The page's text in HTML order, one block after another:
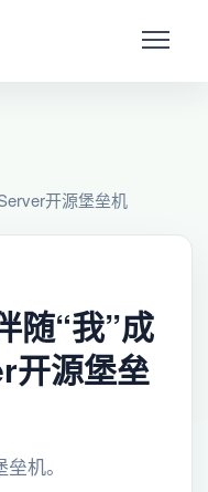
开源堡垒机
随“我”成
开源堡垒
机。